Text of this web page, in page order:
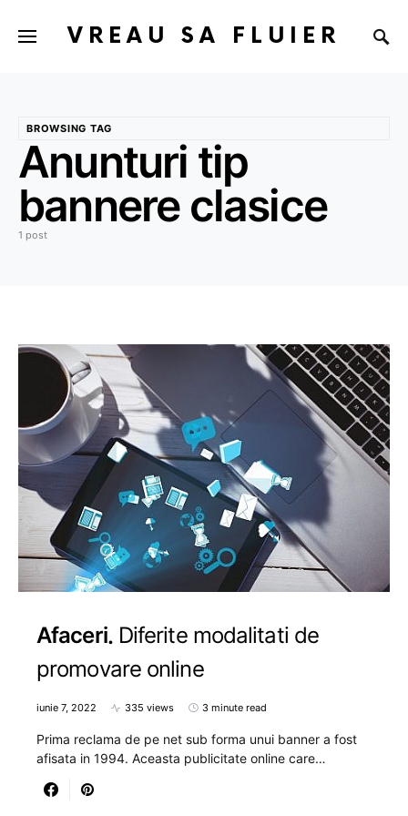
VREAU SA FLUIER
BROWSING TAG
Anunturi tip
bannere clasice
1 post
Afaceri Diferite modalitati de
promovare online
iunie 7, 2022 335 views 3 minute read
Prima reclama de pe net sub forma unui banner a fost
afisata in 1994. Aceasta publicitate online care…